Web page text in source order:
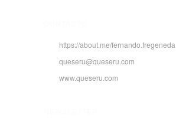
https://about.me/fernando.fregeneda
queseru@queseru.com
www.queseru.com